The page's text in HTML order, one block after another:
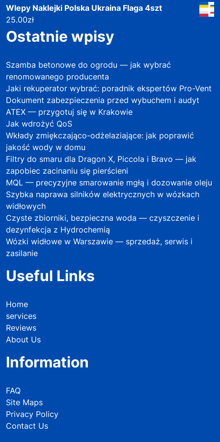
Wlepy Naklejki Polska Ukraina Flaga 4szt
25.00zł
Ostatnie wpisy
Szamba betonowe do ogrodu — jak wybrać
renomowanego producenta
Jaki rekuperator wybrać: poradnik ekspertów Pro-Vent
Dokument zabezpieczenia przed wybuchem i audyt
ATEX — przygotuj się w Krakowie
Jak wdrożyć QoS
Wkłady zmiękczająco-odżelaziające: jak poprawić
jakość wody w domu
Filtry do smaru dla Dragon X, Piccola i Bravo — jak
zapobiec zacinaniu się pierścieni
MQL — precyzyjne smarowanie mgłą i dozowanie oleju
Szybka naprawa silników elektrycznych w wózkach
widłowych
Czyste zbiorniki, bezpieczna woda — czyszczenie i
dezynfekcja z Hydrochemią
Wózki widłowe w Warszawie — sprzedaż, serwis i
zasilanie
Useful Links
Home
services
Reviews
About Us
Information
FAQ
Site Maps
Privacy Policy
Contact Us